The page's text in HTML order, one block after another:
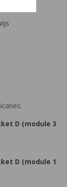
D (module 3
D (module 1